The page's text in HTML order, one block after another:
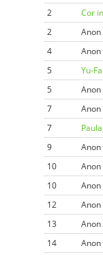
2
Cor
2
Anon
4
Anon
5
Yu-
5
Anon
7
Anon
7
9
Anon
10
Anon
10
Anon
12
Anon
13
Anon
14
Anon